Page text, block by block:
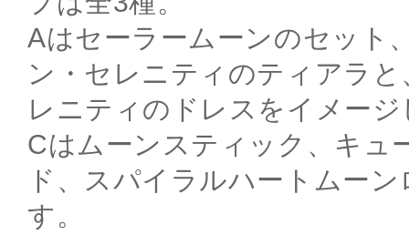
Aはセーラームーンのセット
ン・セレニティのティアラ
レニティのドレスをイメー
Cはムーンスティック、キュ
ド、スパイラルハートムー
す。